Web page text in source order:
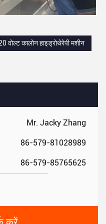
Mr. Jacky Zhang
86-579-81028989
86-579-85765625
वोल्ट कालोन हाइड्रोथेरेपी मशीन